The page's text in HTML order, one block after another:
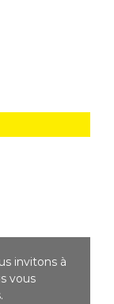
invitons à
vous